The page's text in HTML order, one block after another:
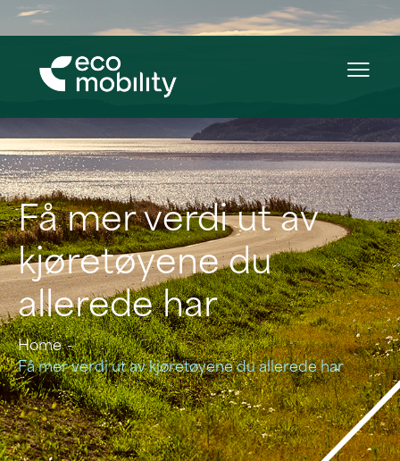
Få mer verdi ut av
kjøretøyene du
allerede har
Home
Få mer verdi ut av kjøretøyene du allerede har